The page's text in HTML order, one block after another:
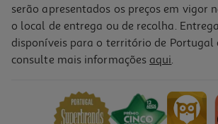
Champô Lola Bossa 500ml
Price reduced from
13,14 €
serão apresentados os preços em vigor
o local de entrega ou de recolha.
disponíveis para o território de Portugal
consulte mais informações aqui.